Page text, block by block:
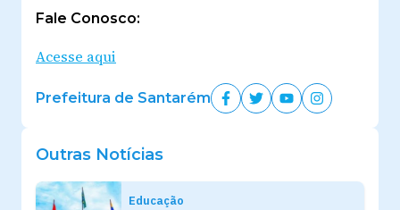
Fale Conosco:
Acesse aqui
Prefeitura de Santarém
Outras Notícias
Educação